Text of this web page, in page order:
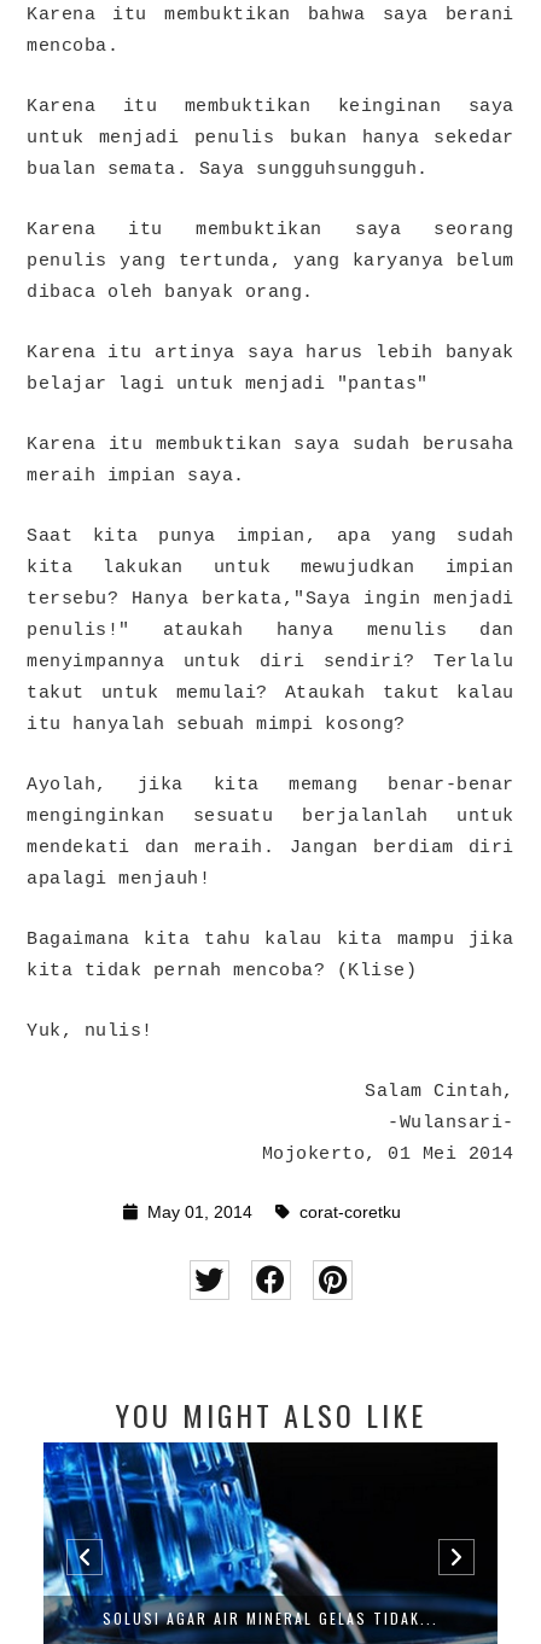
Karena itu membuktikan bahwa saya berani
mencoba.
Karena itu membuktikan keinginan saya
untuk menjadi penulis bukan hanya sekedar
bualan semata. Saya sungguhsungguh.
Karena itu membuktikan saya seorang
penulis yang tertunda, yang karyanya belum
dibaca oleh banyak orang.
Karena itu artinya saya harus lebih banyak
belajar lagi untuk menjadi "pantas"
Karena itu membuktikan saya sudah berusaha
meraih impian saya.
Saat kita punya impian, apa yang sudah
kita lakukan untuk mewujudkan impian
tersebu? Hanya berkata,"Saya ingin menjadi
penulis!" ataukah hanya menulis dan
menyimpannya untuk diri sendiri? Terlalu
takut untuk memulai? Ataukah takut kalau
itu hanyalah sebuah mimpi kosong?
Ayolah, jika kita memang benar-benar
menginginkan sesuatu berjalanlah untuk
mendekati dan meraih. Jangan berdiam diri
apalagi menjauh!
Bagaimana kita tahu kalau kita mampu jika
kita tidak pernah mencoba? (Klise)
Yuk, nulis!
Salam Cintah,
-Wulansari-
Mojokerto, 01 Mei 2014
May 01, 2014 corat-coretku
YOU MIGHT ALSO LIKE
SOLUSI AGAR AIR MINERAL GELAS TIDAK...